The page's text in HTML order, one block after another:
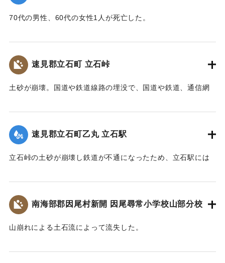
昭和一八年（一九四三年）大分県下を襲った台風二十六号
は、九月二十日、宇佐市の旧北馬城村出光地区に「山津波」
たらしただけでなく、多くの家屋をのみ込み、二十九人もの
尊い命を奪いました。
太平洋戦争中だったこともあり、新聞にも大きくは取り扱
事にも拘らず、宇佐市史に記録されることもなく、多くの市
のは、「北馬城の昔をたずねる会」の皆さんでした。その活
動に対して改めて敬意を表します。
令和五年はこの災害から八十年目の節目の年に当たりま
碑を建立します。
遺族関係者一同
戸主はいまもなお行方不明である。
【出典：日本の国土 : 自然と開発 下（小出博,東京大学出版
｜固有コード:
70代の男性、60代の女性1人が死亡した。
｜固有コード:00481071
速見郡立石町 立石峠
土砂が崩壊。国道や鉄道線路の埋没で、国道や鉄道、通信網
会をを開いて災害復旧対策を協議した。22日には、町民を総
動員して立石峠の鉄道線路と国道の復旧作業に着手した。昼
夜兼行の奮闘のかいあって23日午前中には、早くも列車の開
及んだが、食事は、すべて婦人会員の炊き出しによってまか
め車馬が通行できるようになったのは10月3日であった。
文化研究会 松原保則氏の報告による）】
｜固有コード:00481072
速見郡立石町乙丸 立石駅
立石峠の土砂が崩壊し鉄道が不通になったため、立石駅には
であるから乗客の中には多くの応召兵も含まれていた。立石
駅付近の街は浸水し濁流が洗っていたが、立石町長は、婦人
会員を召集して炊き出しをし、列車の乗客に配給した。
【出典：山香町誌（山香町誌刊行会、1982）（おおいた石造
南海部郡因尾村新開 因尾尋常小学校山部分校
山崩れによる土石流によって流失した。